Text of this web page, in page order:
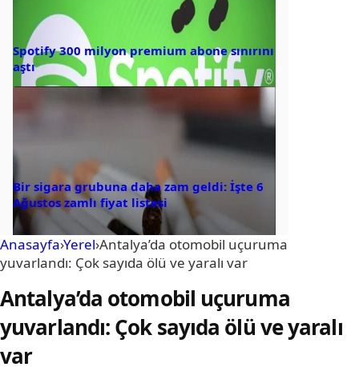
Spotify 300 milyon premium abone sınırını
aştı
Bir sigara grubuna daha zam geldi: İşte 6
Ağustos zamlı fiyat listesi
Anasayfa›Yerel›Antalya’da otomobil uçuruma
yuvarlandı: Çok sayıda ölü ve yaralı var
Antalya’da otomobil uçuruma
yuvarlandı: Çok sayıda ölü ve yaralı
var